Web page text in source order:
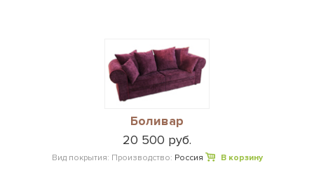
Боливар
20 500 руб.
Вид покрытия: Производство: Россия В корзину